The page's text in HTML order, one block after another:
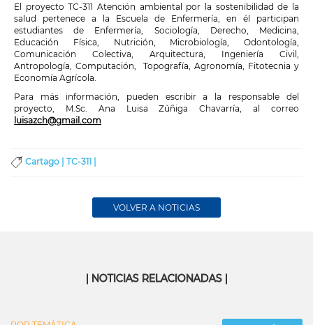
El proyecto TC-311 Atención ambiental por la sostenibilidad de la
salud pertenece a la Escuela de Enfermería, en él participan
estudiantes de Enfermería, Sociología, Derecho, Medicina,
Educación Física, Nutrición, Microbiología, Odontología,
Comunicación Colectiva, Arquitectura, Ingeniería Civil,
Antropología, Computación, Topografía, Agronomía, Fitotecnia y
Economía Agrícola.
Para más información, pueden escribir a la responsable del
proyecto, M.Sc. Ana Luisa Zúñiga Chavarría, al correo
luisazch@gmail.com
Cartago | TC-311 |
VOLVER A NOTICIAS
| NOTICIAS RELACIONADAS |